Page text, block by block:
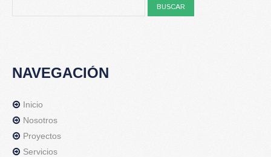
NAVEGACIÓN
Inicio
Nosotros
Proyectos
Servicios